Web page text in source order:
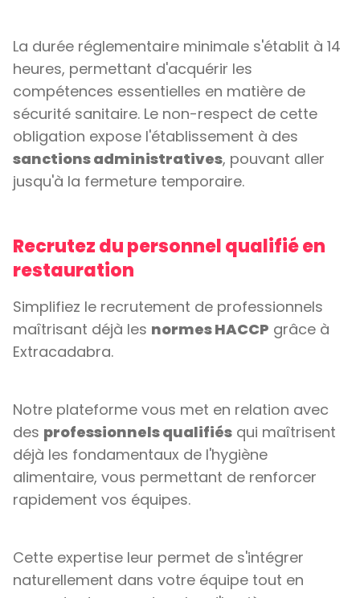
La durée réglementaire minimale s'établit à 14
heures, permettant d'acquérir les
compétences essentielles en matière de
sécurité sanitaire. Le non-respect de cette
obligation expose l'établissement à des
sanctions administratives, pouvant aller
jusqu'à la fermeture temporaire.
Recrutez du personnel qualifié en
restauration
Simplifiez le recrutement de professionnels
maîtrisant déjà les normes HACCP grâce à
Extracadabra.
Notre plateforme vous met en relation avec
des professionnels qualifiés qui maîtrisent
déjà les fondamentaux de l'hygiène
alimentaire, vous permettant de renforcer
rapidement vos équipes.
Cette expertise leur permet de s'intégrer
naturellement dans votre équipe tout en